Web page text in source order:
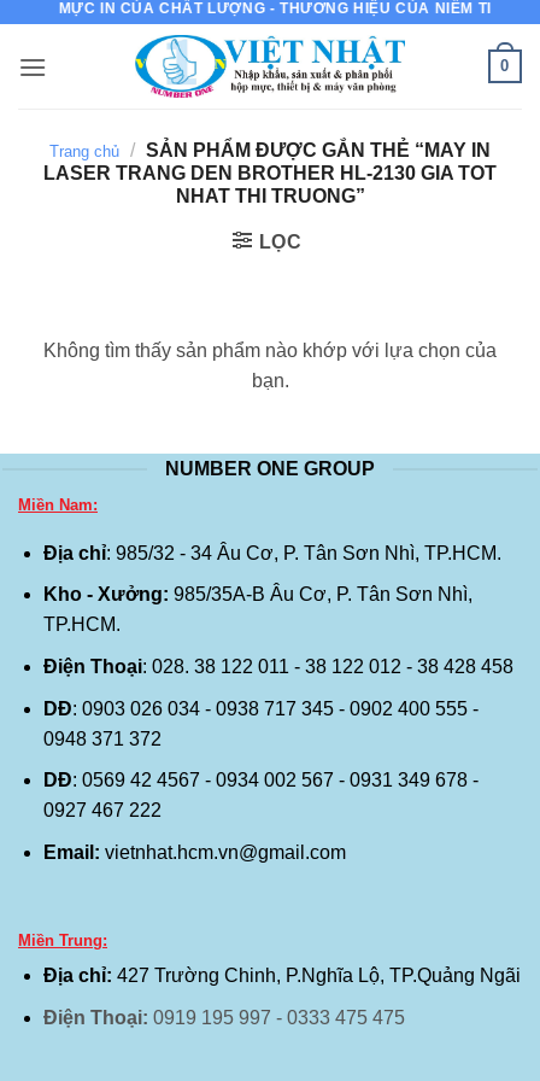
nội
MỰC IN CỦA CHẤT LƯỢNG - THƯƠNG HIỆU CỦA NIỀM TIN
0
Trang chủ / SẢN PHẨM ĐƯỢC GẮN THẺ “MAY IN
LASER TRANG DEN BROTHER HL-2130 GIA TOT
NHAT THI TRUONG”
LỌC
Không tìm thấy sản phẩm nào khớp với lựa chọn của
bạn.
NUMBER ONE GROUP
Miền Nam:
Địa chỉ: 985/32 - 34 Âu Cơ, P. Tân Sơn Nhì, TP.HCM.
Kho - Xưởng: 985/35A-B Âu Cơ, P. Tân Sơn Nhì,
TP.HCM.
Điện Thoại: 028. 38 122 011 - 38 122 012 - 38 428 458
DĐ: 0903 026 034 - 0938 717 345 - 0902 400 555 -
0948 371 372
DĐ: 0569 42 4567 - 0934 002 567 - 0931 349 678 -
0927 467 222
Email: vietnhat.hcm.vn@gmail.com
Miền Trung:
Địa chỉ: 427 Trường Chinh, P.Nghĩa Lộ, TP.Quảng Ngãi
Điện Thoại: 0919 195 997 - 0333 475 475